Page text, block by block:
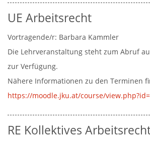
UE Arbeitsrecht
Vortragende/r: Barbara Kammler
Die Lehrveranstaltung steht zum Abruf
zur Verfügung.
Nähere Informationen zu den Terminen
https://moodle.jku.at/course/
RE Kollektives